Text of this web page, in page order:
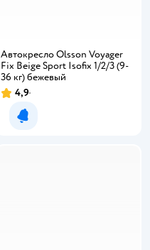
Автокресло Olsson Voyager
Fix Beige Sport Isofix 1/2/3 (9-
36 кг) бежевый
4,9
Уведомить о появлении